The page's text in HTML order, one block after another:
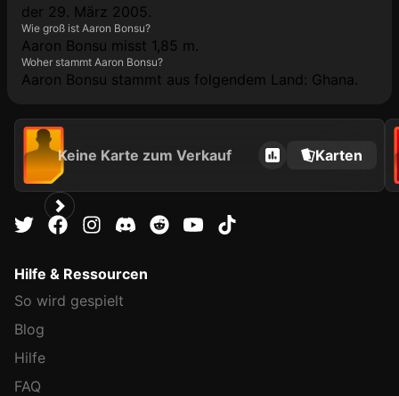
der 29. März 2005.
Wie groß ist Aaron Bonsu?
Aaron Bonsu misst 1,85 m.
Woher stammt Aaron Bonsu?
Aaron Bonsu stammt aus folgendem Land: Ghana.
Keine Karte zum Verkauf Karten
Hilfe & Ressourcen
So wird gespielt
Blog
Hilfe
FAQ